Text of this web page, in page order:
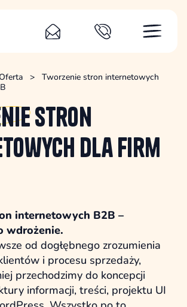
>
Tworzenie stron internetowych
stron
dla firm
internetowych B2B –
wdrożenie.
od dogłębnego zrozumienia
i procesu sprzedaży,
przechodzimy do koncepcji
informacji, treści, projektu UI